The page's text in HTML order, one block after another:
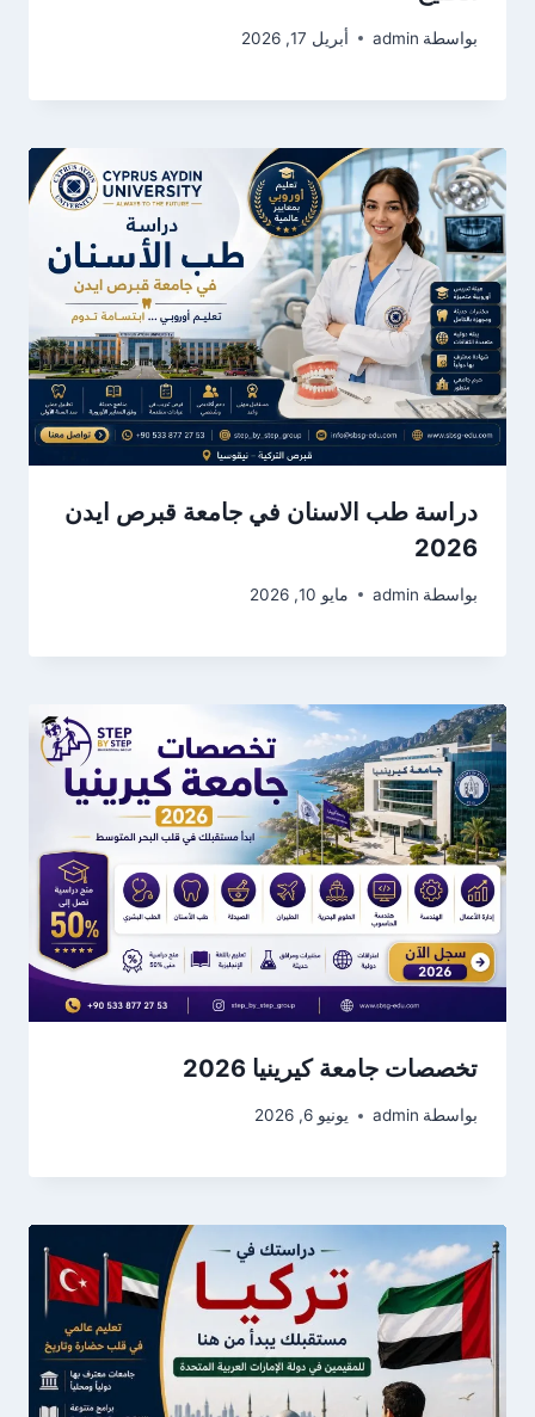
بواسطة admin أبريل 17, 2026
دراسة طب الاسنان في جامعة قبرص ايدن
2026
بواسطة admin مايو 10, 2026
تخصصات جامعة كيرينيا 2026
بواسطة admin يونيو 6, 2026